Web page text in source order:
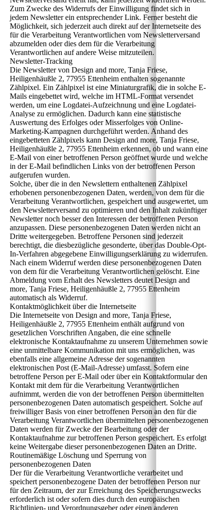
Zum Zwecke des Widerrufs der Einwilligung findet sich in
jedem Newsletter ein entsprechender Link. Ferner besteht die
Möglichkeit, sich jederzeit auch direkt auf der Internetseite des
für die Verarbeitung Verantwortlichen vom Newsletterversand
abzumelden oder dies dem für die Verarbeitung
Verantwortlichen auf andere Weise mitzuteilen.
Newsletter-Tracking
Die Newsletter von Design and more, Tanja Friese,
Heiligenhäußle 2, 77955 Ettenheim enthalten sogenannte
Zählpixel. Ein Zählpixel ist eine Miniaturgrafik, die in solche E-
Mails eingebettet wird, welche im HTML-Format versendet
werden, um eine Logdatei-Aufzeichnung und eine Logdatei-
Analyse zu ermöglichen. Dadurch kann eine statistische
Auswertung des Erfolges oder Misserfolges von Online-
Marketing-Kampagnen durchgeführt werden. Anhand des
eingebetteten Zählpixels kann Design and more, Tanja Friese,
Heiligenhäußle 2, 77955 Ettenheim erkennen, ob und wann eine
E-Mail von einer betroffenen Person geöffnet wurde und welche
in der E-Mail befindlichen Links von der betroffenen Person
aufgerufen wurden.
Solche, über die in den Newslettern enthaltenen Zählpixel
erhobenen personenbezogenen Daten, werden, von dem für die
Verarbeitung Verantwortlichen, gespeichert und ausgewertet, um
den Newsletterversand zu optimieren und den Inhalt zukünftiger
Newsletter noch besser den Interessen der betroffenen Person
anzupassen. Diese personenbezogenen Daten werden nicht an
Dritte weitergegeben. Betroffene Personen sind jederzeit
berechtigt, die diesbezügliche gesonderte, über das Double-Opt-
In-Verfahren abgegebene Einwilligungserklärung zu widerrufen.
Nach einem Widerruf werden diese personenbezogenen Daten
von dem für die Verarbeitung Verantwortlichen gelöscht. Eine
Abmeldung vom Erhalt des Newsletters deutet Design and
more, Tanja Friese, Heiligenhäußle 2, 77955 Ettenheim
automatisch als Widerruf.
Kontaktmöglichkeit über die Internetseite
Die Internetseite von Design and more, Tanja Friese,
Heiligenhäußle 2, 77955 Ettenheim enthält aufgrund von
gesetzlichen Vorschriften Angaben, die eine schnelle
elektronische Kontaktaufnahme zu unserem Unternehmen sowie
eine unmittelbare Kommunikation mit uns ermöglichen, was
ebenfalls eine allgemeine Adresse der sogenannten
elektronischen Post (E-Mail-Adresse) umfasst. Sofern eine
betroffene Person per E-Mail oder über ein Kontaktformular den
Kontakt mit dem für die Verarbeitung Verantwortlichen
aufnimmt, werden die von der betroffenen Person übermittelten
personenbezogenen Daten automatisch gespeichert. Solche auf
freiwilliger Basis von einer betroffenen Person an den für die
Verarbeitung Verantwortlichen übermittelten personenbezogenen
Daten werden für Zwecke der Bearbeitung oder der
Kontaktaufnahme zur betroffenen Person gespeichert. Es erfolgt
keine Weitergabe dieser personenbezogenen Daten an Dritte.
Routinemäßige Löschung und Sperrung von
personenbezogenen Daten
Der für die Verarbeitung Verantwortliche verarbeitet und
speichert personenbezogene Daten der betroffenen Person nur
für den Zeitraum, der zur Erreichung des Speicherungszwecks
erforderlich ist oder sofern dies durch den europäischen
Richtlinien- und Verordnungsgeber oder einen anderen